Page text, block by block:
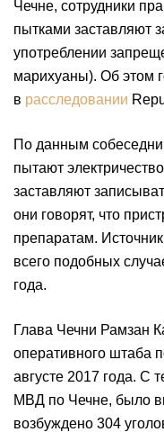
Чечне, сотрудники
пытками заставляют
употреблении
марихуаны). Об этом
в расследовании
По данным
пытают
заставляют
они говорят, что
препаратам.
всего подобных
года.
Глава Чечни Рамзан
оперативного штаба
августе 2017 года. С
МВД по Чечне, было
возбуждено 304